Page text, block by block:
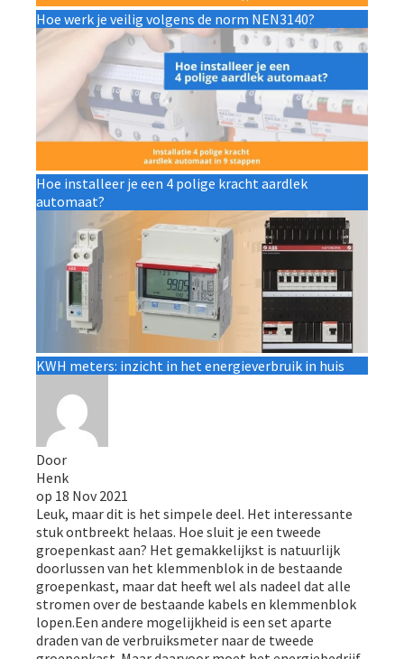
Hoe werk je veilig volgens de norm NEN3140?
Hoe installeer je een 4 polige kracht aardlek
automaat?
KWH meters: inzicht in het energieverbruik in huis
Door
Henk
op 18 Nov 2021
Leuk, maar dit is het simpele deel. Het interessante
stuk ontbreekt helaas. Hoe sluit je een tweede
groepenkast aan? Het gemakkelijkst is natuurlijk
doorlussen van het klemmenblok in de bestaande
groepenkast, maar dat heeft wel als nadeel dat alle
stromen over de bestaande kabels en klemmenblok
lopen.Een andere mogelijkheid is een set aparte
draden van de verbruiksmeter naar de tweede